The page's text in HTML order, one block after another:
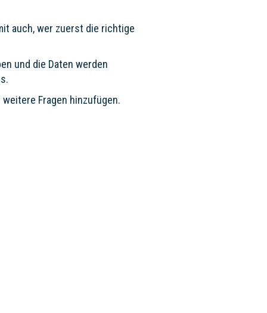
auch, wer zuerst die richtige
und die Daten werden
Fragen hinzufügen.